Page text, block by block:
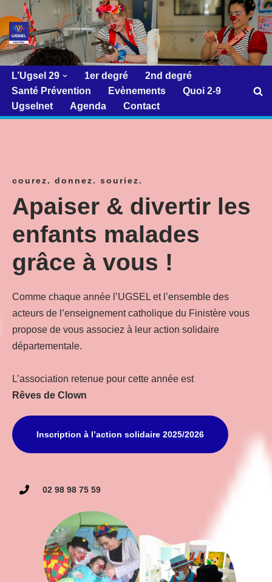
Aller
au
contenu
L’Ugsel 29
1er degré
2nd degré
Santé Prévention
Evènements
Quoi 2-9
Ugselnet
Agenda Contact
courez. donnez. souriez.
Apaiser & divertir les
enfants malades
grâce à vous !
Comme chaque année l’UGSEL et l’ensemble des
acteurs de l’enseignement catholique du Finistère vous
propose de vous associez à leur action solidaire
départementale.
L’association retenue pour cette année est
Rêves de Clown
Inscription à l’action solidaire 2025/2026
02 98 98 75 59